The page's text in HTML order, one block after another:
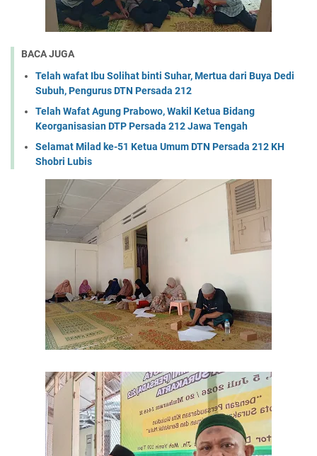
BACA JUGA
Telah wafat Ibu Solihat binti Suhar, Mertua dari Buya Dedi
Subuh, Pengurus DTN Persada 212
Telah Wafat Agung Prabowo, Wakil Ketua Bidang
Keorganisasian DTP Persada 212 Jawa Tengah
Selamat Milad ke-51 Ketua Umum DTN Persada 212 KH
Shobri Lubis